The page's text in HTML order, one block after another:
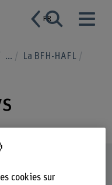
FR
... La BFH-HAFL
cookies sur